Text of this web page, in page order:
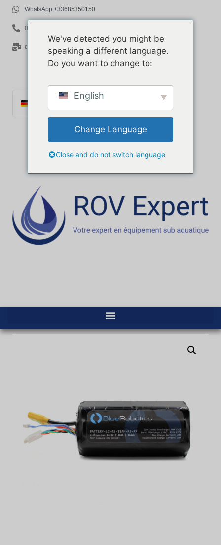
WhatsApp +33685350150
06 85 35 01 50
contact@rov-expert.com
Français
Español
Português
Italiano
Ελληνικά
We've detected you might be
speaking a different language.
Do you want to change to:
English
Change Language
Close and do not switch language